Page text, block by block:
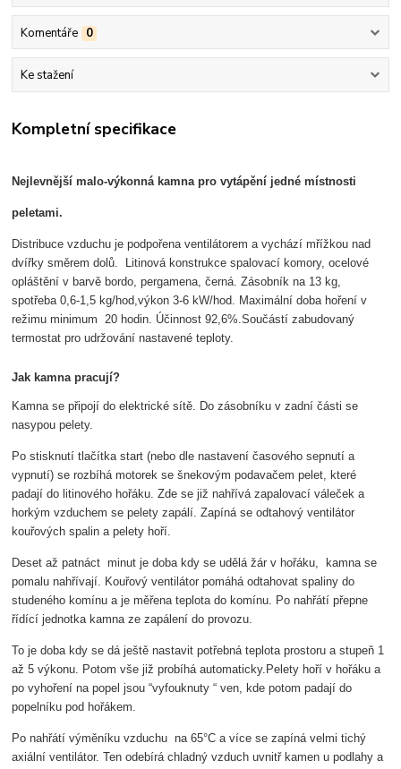
Komentáře 0
Ke stažení
Kompletní specifikace
Nejlevnější malo-výkonná kamna pro vytápění jedné místnosti
peletami.
Distribuce vzduchu je podpořena ventilátorem a vychází mřížkou nad
dvířky směrem dolů. Litinová konstrukce spalovací komory, ocelové
opláštění v barvě bordo, pergamena, černá. Zásobník na 13 kg,
spotřeba 0,6-1,5 kg/hod,výkon 3-6 kW/hod. Maximální doba hoření v
režimu minimum 20 hodin. Účinnost 92,6%.Součástí zabudovaný
termostat pro udržování nastavené teploty.
Jak kamna pracují?
Kamna se připojí do elektrické sítě. Do zásobníku v zadní části se
nasypou pelety.
Po stisknutí tlačítka start (nebo dle nastavení časového sepnutí a
vypnutí) se rozbíhá motorek se šnekovým podavačem pelet, které
padají do litinového hořáku. Zde se již nahřívá zapalovací váleček a
horkým vzduchem se pelety zapálí. Zapíná se odtahový ventilátor
kouřových spalin a pelety hoří.
Deset až patnáct minut je doba kdy se udělá žár v hořáku, kamna se
pomalu nahřívají. Kouřový ventilátor pomáhá odtahovat spaliny do
studeného komínu a je měřena teplota do komínu. Po nahřátí přepne
řídící jednotka kamna ze zapálení do provozu.
To je doba kdy se dá ještě nastavit potřebná teplota prostoru a stupeň 1
až 5 výkonu. Potom vše již probíhá automaticky.Pelety hoří v hořáku a
po vyhoření na popel jsou “vyfouknuty “ ven, kde potom padají do
popelníku pod hořákem.
Po nahřátí výměníku vzduchu na 65°C a více se zapíná velmi tichý
axiální ventilátor. Ten odebírá chladný vzduch uvnitř kamen u podlahy a